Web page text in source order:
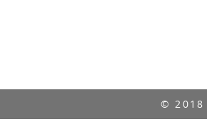
© 2018